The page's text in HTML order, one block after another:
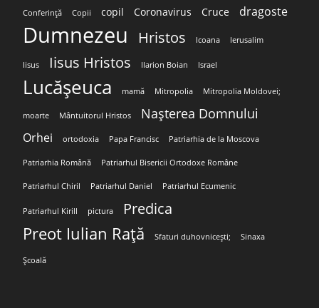
Conferință Copii copil Coronavirus Cruce dragoste
Dumnezeu Hristos Icoana Ierusalim
Iisus Iisus Hristos Ilarion Boian Israel
Lucășeuca mamă Mitropolia Mitropolia Moldovei;
moarte Mântuitorul Hristos Nașterea Domnului
Orhei ortodoxia Papa Francisc Patriarhia de la Moscova
Patriarhia Română Patriarhul Bisericii Ortodoxe Române
Patriarhul Chiril Patriarhul Daniel Patriarhul Ecumenic
Patriarhul Kirill pictura Predica
Preot Iulian Rață Sfaturi duhovnicești; Sinaxa
Școală